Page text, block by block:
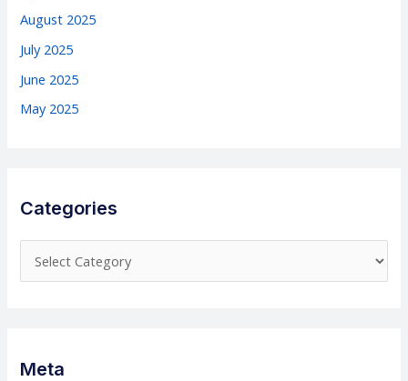
August 2025
July 2025
June 2025
May 2025
Categories
a
Meta